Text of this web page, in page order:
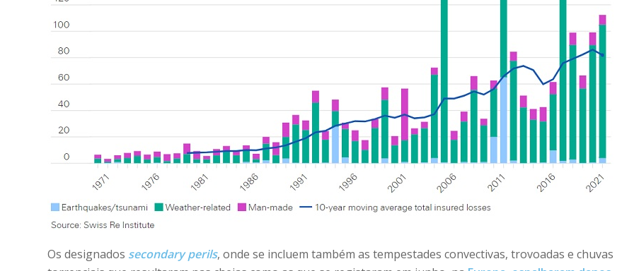
Os designados secondary perils, onde se incluem também as tempestades convectivas, trovoadas e chuvas